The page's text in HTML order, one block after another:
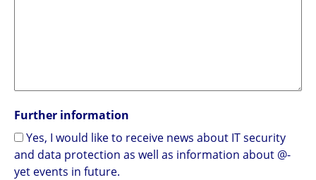
Further information
Yes, I would like to receive news about IT security
and data protection as well as information about @-
yet events in future.